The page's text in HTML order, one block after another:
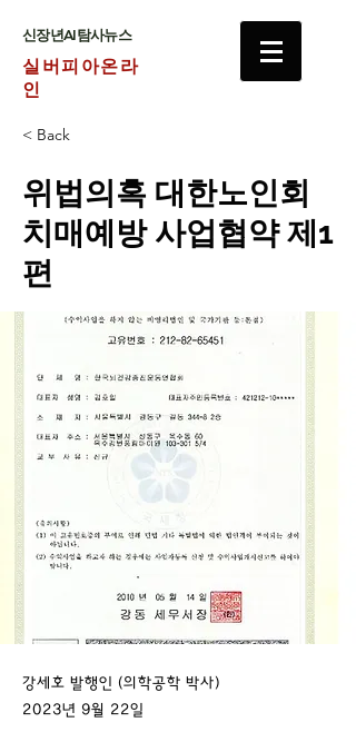
​신장년AI탐사뉴스
실버피아온라
인
< Back
위법의혹 대한노인회
치매예방 사업협약 제1
편
강세호 발행인 (의학공학 박사)
2023년 9월 22일